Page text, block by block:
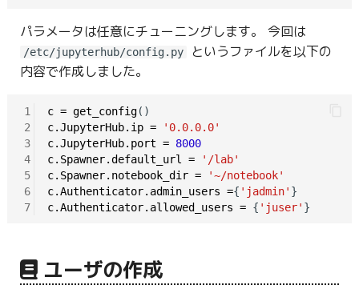
パラメータは任意にチューニングします。 今回は
/etc/jupyterhub/config.py
というファイルを以下の
内容で作成しました。
1
2
3
4
5
6
7
c = get_config
c.JupyterHub.ip =
'0.0.0.0'
c.JupyterHub.port = 8000
c.Spawner.default_url
=
'/lab'
c.Spawner.notebook_dir =
'~/notebook'
c.Authenticator.admin_users ={ 'jadmin'
c.Authenticator.allowed_users = { 'juser'
ユーザの作成